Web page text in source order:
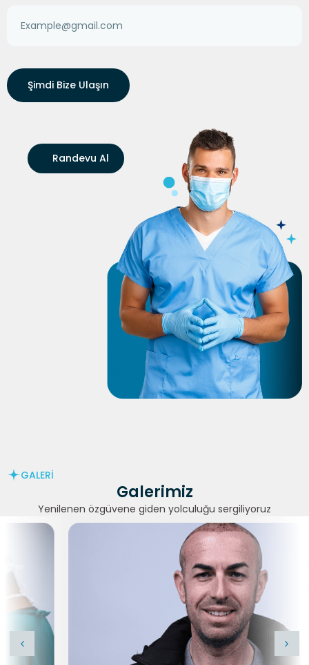
Şimdi Bize Ulaşın
Randevu Al
GALERİ
Galerimiz
Yenilenen özgüvene giden yolculuğu sergiliyoruz